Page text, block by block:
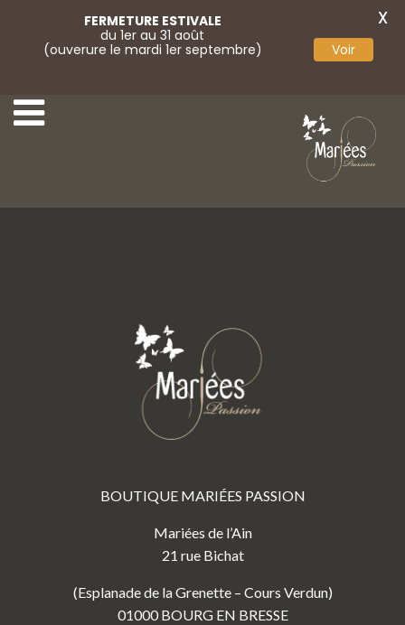
BOUTIQUE MARIÉES PASSION
Mariées de l’Ain
21 rue Bichat
(Esplanade de la Grenette – Cours Verdun)
01000 BOURG EN BRESSE
FERMETURE ESTIVALE
du 1er au 31 août
(ouverure le mardi 1er septembre)
Voir
X